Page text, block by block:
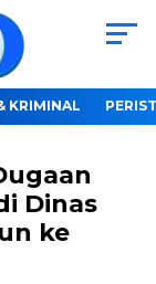
KRIMINAL
Dinas
ke